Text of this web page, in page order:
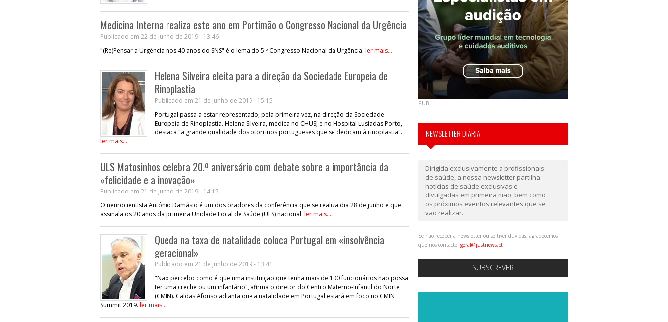
Medicina Interna realiza este ano em Portimão o Congresso Nacional da Urgência
Publicado em 22 de junho de 2019 - 13:46
"(Re)Pensar a Urgência nos 40 anos do SNS" é o lema do 5.º Congresso Nacional da Urgência. ler mais...
Helena Silveira eleita para a direção da Sociedade Europeia de
Rinoplastia
Publicado em 21 de junho de 2019 - 15:15
Portugal passa a estar representado, pela primeira vez, na direção da Sociedade
Europeia de Rinoplastia. Helena Silveira, médica no CHUSJ e no Hospital Lusíadas Porto,
destaca "a grande qualidade dos otorrinos portugueses que se dedicam à rinoplastia".
ler mais...
ULS Matosinhos celebra 20.º aniversário com debate sobre a importância da
«felicidade e a inovação»
Publicado em 21 de junho de 2019 - 14:15
O neurocientista António Damásio é um dos oradores da conferência que se realiza dia 28 de junho e que
assinala os 20 anos da primeira Unidade Local de Saúde (ULS) nacional. ler mais...
Queda na taxa de natalidade coloca Portugal em «insolvência
geracional»
Publicado em 21 de junho de 2019 - 13:41
"Não percebo como é que uma instituição que tenha mais de 100 funcionários não possa
ter uma creche ou um infantário", afirma o diretor do Centro Materno-Infantil do Norte
(CMIN). Caldas Afonso adianta que a natalidade em Portugal estará em foco no CMIN
Summit 2019. ler mais...
PUB
NEWSLETTER DIÁRIA
Dirigida exclusivamente a profissionais
de saúde, a nossa newsletter partilha
notícias de saúde exclusivas e
divulgadas em primeira mão, bem como
os próximos eventos relevantes que se
vão realizar.
Se não receber a newsletter ou se tiver dúvidas, agradecemos
que nos contacte: geral@justnews.pt
SUBSCREVER